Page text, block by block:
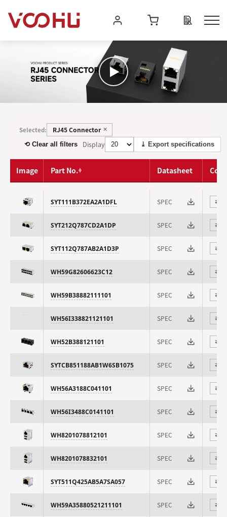
Selected: RJ45 Connector ✕
⟲ Clear all filters Display ⤓ Export specifications
Image Part No. Datasheet
SYT111B372EA2A1DFL SPEC ⇄
SYT212Q787CD2A1DP SPEC ⇄
SYT112Q787AB2A1D3P SPEC ⇄
WH59G82606623C12 SPEC ⇄
WH59B38882111101 SPEC ⇄
WH56I338821121101 SPEC ⇄
WH52B388121101 SPEC ⇄
SYTCB851188AB1W6SB1075 SPEC ⇄
WH56A3188C041101 SPEC ⇄
WH56I3488C0141101 SPEC ⇄
WH8201078812101 SPEC ⇄
WH8201078832101 SPEC ⇄
SYT511Q425AB5A7SA057 SPEC ⇄
WH59A35880521211101 SPEC ⇄